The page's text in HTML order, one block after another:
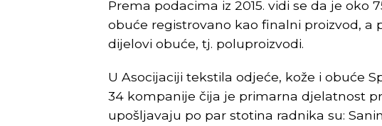
Prema podacima iz 2015. vidi se da je oko
obuće registrovano kao finalni proizvod, a
dijelovi obuće, tj. poluproizvodi.
U Asocijaciji tekstila odjeće, kože i obuće
34 kompanije čija je primarna djelatnost
upošljavaju po par stotina radnika su: